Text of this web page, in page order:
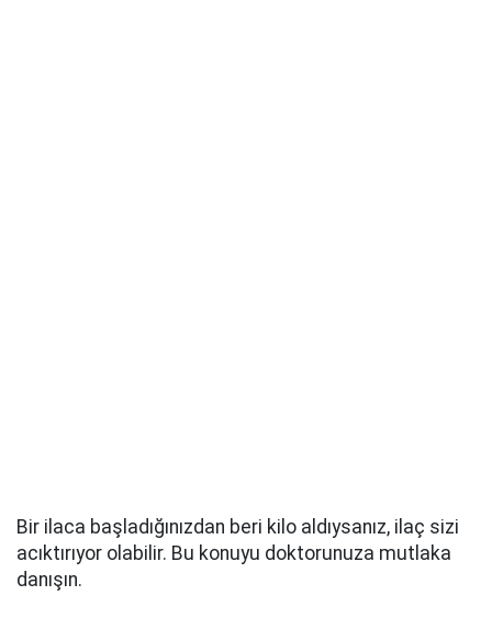
Bir ilaca başladığınızdan beri kilo aldıysanız, ilaç sizi
acıktırıyor olabilir. Bu konuyu doktorunuza mutlaka
danışın.